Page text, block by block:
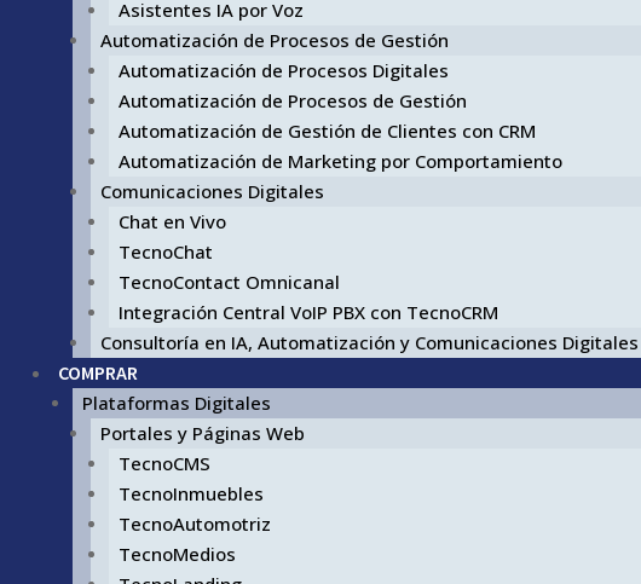
Asistentes IA por Voz
Automatización de Procesos de Gestión
Automatización de Procesos Digitales
Automatización de Procesos de Gestión
Automatización de Gestión de Clientes con CRM
Automatización de Marketing por Comportamiento
Comunicaciones Digitales
Chat en Vivo
TecnoChat
TecnoContact Omnicanal
Integración Central VoIP PBX con TecnoCRM
Consultoría en IA, Automatización y Comunicaciones Digitales
COMPRAR
Plataformas Digitales
Portales y Páginas Web
TecnoCMS
TecnoInmuebles
TecnoAutomotriz
TecnoMedios